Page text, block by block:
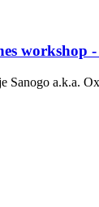
workshop
Sanogo a.k.a.